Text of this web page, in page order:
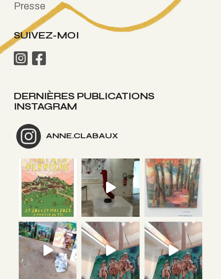
Presse
SUIVEZ-MOI
DERNIÈRES PUBLICATIONS
INSTAGRAM
ANNE.CLABAUX